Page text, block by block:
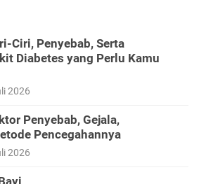
Ciri, Penyebab, Serta
Diabetes yang Perlu Kamu
2026
Penyebab, Gejala,
Pencegahannya
2026